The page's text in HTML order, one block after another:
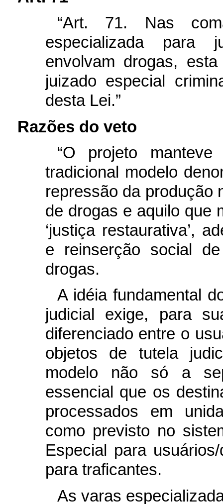
“Art. 71. Nas
especializada para
envolvam drogas,
juizado especial
desta Lei.”
Razões do veto
“O projeto
tradicional modelo
repressão da produção
de drogas e aquilo que
‘justiça restaurativa’,
e reinserção social
drogas.
A idéia fundamental
judicial exige, para
diferenciado entre o
objetos de tutela
modelo não só a
essencial que os
processados em
como previsto no
Especial para
para traficantes.
As varas